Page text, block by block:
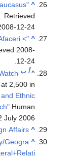
^
. Retrieved
12-24
^
<
2008-
12-24
.
^أ ب
2,500 in
Ethnic
Human
July 2006.
^
Affairs
^
Geogra